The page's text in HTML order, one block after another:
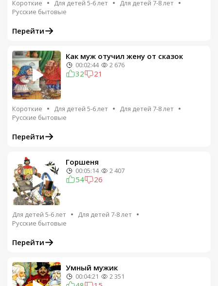
Короткие Для детей 5-6 лет
Для детей 7-8 лет
Русские бытовые
Перейти
Как муж отучил жену от сказок
00:02:44 2 676
32 21
Короткие Для детей 5-6 лет
Для детей 7-8 лет
Русские бытовые
Перейти
Горшеня
00:05:14 2 407
54 26
Для детей 5-6 лет
Для детей 7-8 лет
Русские бытовые
Перейти
Умный мужик
00:04:21 2 351